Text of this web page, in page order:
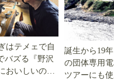
はテメェで自
ズる『野沢
おいしいの
誕生から19
の団体専用
ツアーにも